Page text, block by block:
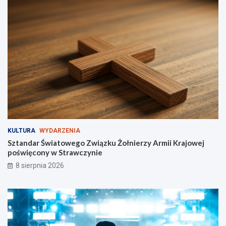
a
c
k
l
i
s
t
ó
i
p
i
e
y
c
h
KULTURA WYDARZENIA
Sztandar Światowego Związku Żołnierzy Armii Krajowej
poświęcony w Strawczynie
8 sierpnia 2026